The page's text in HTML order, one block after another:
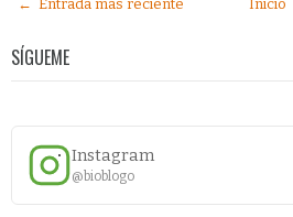
← Entrada más reciente Inicio
SÍGUEME
Instagram
@bioblogo